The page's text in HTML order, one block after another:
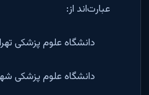
عبارت‌اند از:
دانشگاه علوم پزشکی
دانشگاه علوم پزشکی